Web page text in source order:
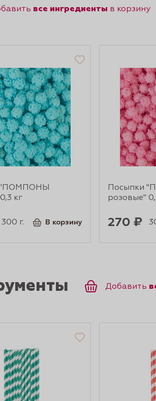
все ингредиенты в корзину
"ПОМПОНЫ
кг
300 г. В корзину
Посыпки
розовые"
270 ₽
Добавить